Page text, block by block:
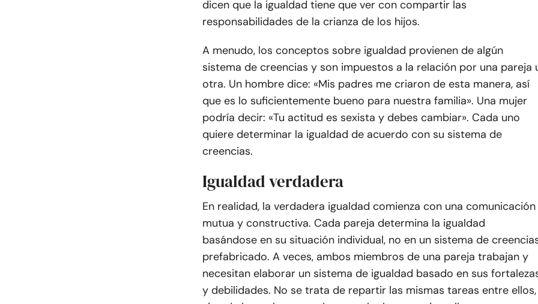
dicen que la igualdad tiene que ver con compartir las
responsabilidades de la crianza de los hijos.
A menudo, los conceptos sobre igualdad provienen de algún
sistema de creencias y son impuestos a la relación por una pareja
otra. Un hombre dice: «Mis padres me criaron de esta manera, así
que es lo suficientemente bueno para nuestra familia». Una mujer
podría decir: «Tu actitud es sexista y debes cambiar». Cada uno
quiere determinar la igualdad de acuerdo con su sistema de
creencias.
Igualdad verdadera
En realidad, la verdadera igualdad comienza con una comunicación
mutua y constructiva. Cada pareja determina la igualdad
basándose en su situación individual, no en un sistema de
prefabricado. A veces, ambos miembros de una pareja trabajan y
necesitan elaborar un sistema de igualdad basado en sus
y debilidades. No se trata de repartir las mismas tareas entre ellos,